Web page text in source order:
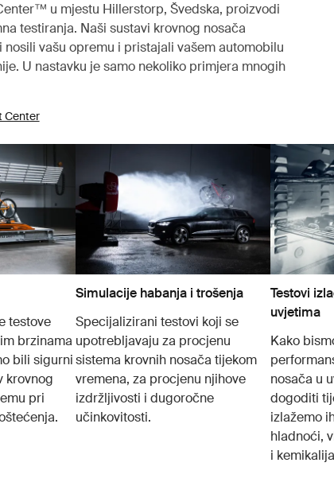
u mjestu Hillerstorp, Švedska, proizvodi
testiranja. Naši sustavi krovnog nosača
nosili vašu opremu i pristajali vašem automobilu
U nastavku je samo nekoliko primjera mnogih
Center
testove
brzinama
bili sigurni
krovnog
pri
Simulacije habanja i trošenja
Specijalizirani testovi koji se
upotrebljavaju za procjenu
sistema krovnih nosača tijekom
vremena, za procjenu njihove
izdržljivosti i dugoročne
učinkovitosti.
Testovi
uvjetima
Kako
nosača u
dogoditi
izlažemo
hladnoći,
i